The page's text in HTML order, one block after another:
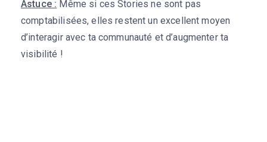
Astuce : Même si ces Stories ne sont pas
comptabilisées, elles restent un excellent moyen
d’interagir avec ta communauté et d’augmenter ta
visibilité !